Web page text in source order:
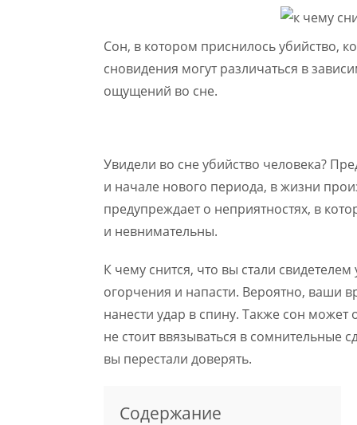
Сон, в котором приснилось убийство,
сновидения могут различаться в
ощущений во сне.
Увидели во сне убийство человека?
и начале нового периода, в жизни
предупреждает о неприятностях, в
и невнимательны.
К чему снится, что вы стали
огорчения и напасти. Вероятно, ваши
нанести удар в спину. Также сон
не стоит ввязываться в сомнительные
вы перестали доверять.
Содержание